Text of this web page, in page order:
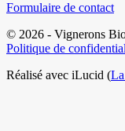
Formulaire de contact
© 2026 - Vignerons
Politique de
Réalisé avec iLucid (